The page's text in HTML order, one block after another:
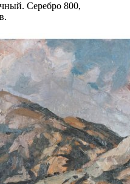
Серебро 800,